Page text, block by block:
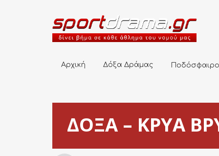
Αρχική Δόξα Δράμας Ποδόσφαιρο
ΔΟΞΑ – ΚΡΥΑ